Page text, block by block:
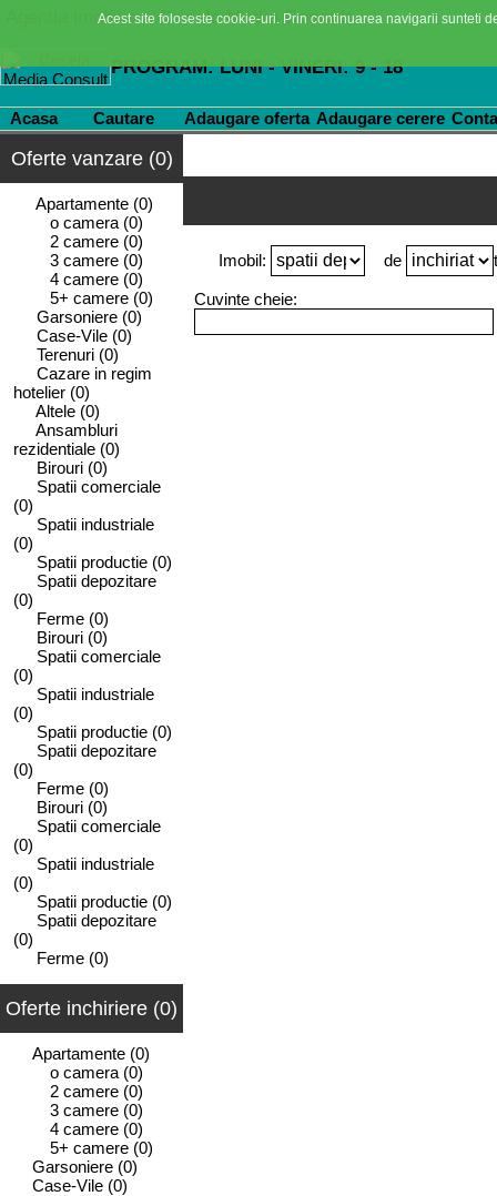
Agentia imobiliara Crisela Media Consult
PROGRAM: LUNI - VINERI: 9 - 18
Acasa Cautare Adaugare oferta Adaugare cerere
Oferte vanzare (0)
Apartamente (0)
o camera (0)
2 camere (0)
3 camere (0)
4 camere (0)
5+ camere (0)
Garsoniere (0)
Case-Vile (0)
Terenuri (0)
Cazare in regim
hotelier (0)
Altele (0)
Ansambluri
rezidentiale (0)
Birouri (0)
Spatii comerciale
(0)
Spatii industriale
(0)
Spatii productie (0)
Spatii depozitare
(0)
Ferme (0)
Birouri (0)
Spatii comerciale
(0)
Spatii industriale
(0)
Spatii productie (0)
Spatii depozitare
(0)
Ferme (0)
Birouri (0)
Spatii comerciale
(0)
Spatii industriale
(0)
Spatii productie (0)
Spatii depozitare
(0)
Ferme (0)
Oferte inchiriere (0)
Apartamente (0)
o camera (0)
2 camere (0)
3 camere (0)
4 camere (0)
5+ camere (0)
Garsoniere (0)
Case-Vile (0)
Imobil: de
Cuvinte cheie:
Acest site foloseste cookie-uri. Prin continuarea navigarii sunteti